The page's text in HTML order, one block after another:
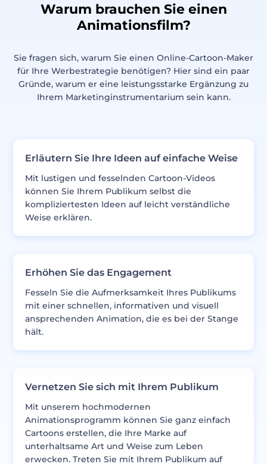
Warum brauchen Sie einen
Animationsfilm?
Sie fragen sich, warum Sie einen Online-Cartoon-Maker
für Ihre Werbestrategie benötigen? Hier sind ein paar
Gründe, warum er eine leistungsstarke Ergänzung zu
Ihrem Marketinginstrumentarium sein kann.
Erläutern Sie Ihre Ideen auf einfache Weise
Mit lustigen und fesselnden Cartoon-Videos
können Sie Ihrem Publikum selbst die
kompliziertesten Ideen auf leicht verständliche
Weise erklären.
Erhöhen Sie das Engagement
Fesseln Sie die Aufmerksamkeit Ihres Publikums
mit einer schnellen, informativen und visuell
ansprechenden Animation, die es bei der Stange
hält.
Vernetzen Sie sich mit Ihrem Publikum
Mit unserem hochmodernen
Animationsprogramm können Sie ganz einfach
Cartoons erstellen, die Ihre Marke auf
unterhaltsame Art und Weise zum Leben
erwecken. Treten Sie mit Ihrem Publikum auf